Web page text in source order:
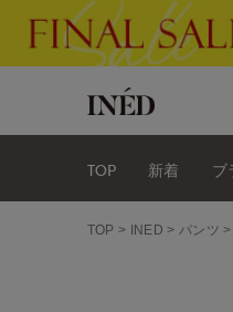
TOP 新着 ブ
TOP INED パンツ